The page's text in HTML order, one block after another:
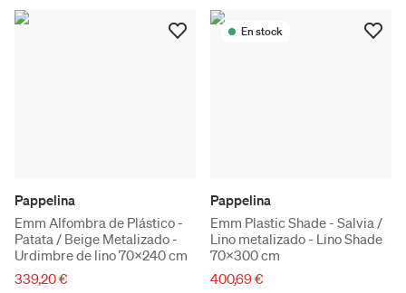
Pappelina
Emm Alfombra de Plástico -
Patata / Beige Metalizado -
Urdimbre de lino 70x240 cm
339,20 €
En stock
Pappelina
Emm Plastic Shade - Salvia /
Lino metalizado - Lino Shade
70x300 cm
400,69 €